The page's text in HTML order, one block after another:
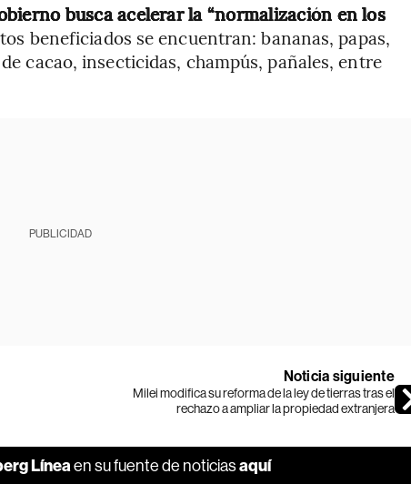
busca acelerar la “normalización en los
beneficiados se encuentran: bananas, papas,
cacao, insecticidas, champús, pañales, entre
PUBLICIDAD
Noticia siguiente
Milei modifica su reforma de la ley de tierras tras el
rechazo a ampliar la propiedad extranjera
Líneaen su fuente de noticiasaquí